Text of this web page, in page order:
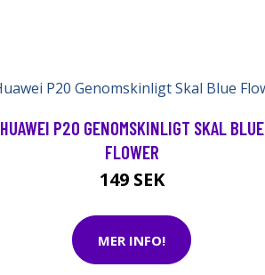
HUAWEI P20 GENOMSKINLIGT SKAL BLUE
FLOWER
149 SEK
MER INFO!